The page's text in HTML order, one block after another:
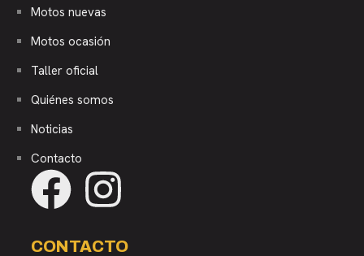
Motos nuevas
Motos ocasión
Taller oficial
Quiénes somos
Noticias
Contacto
CONTACTO